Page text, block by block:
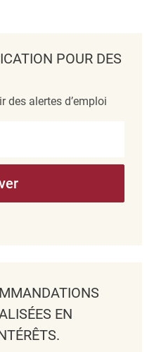
POUR DES
des alertes d’emploi
EN